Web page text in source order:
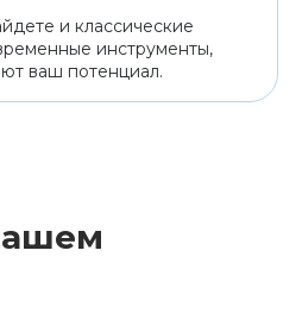
и классические
инструменты,
ваш потенциал.